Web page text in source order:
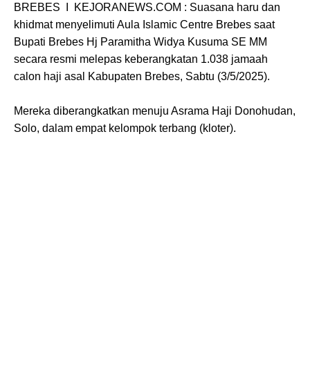
BREBES I KEJORANEWS.COM : Suasana haru dan
khidmat menyelimuti Aula Islamic Centre Brebes saat
Bupati Brebes Hj Paramitha Widya Kusuma SE MM
secara resmi melepas keberangkatan 1.038 jamaah
calon haji asal Kabupaten Brebes, Sabtu (3/5/2025).
Mereka diberangkatkan menuju Asrama Haji Donohudan,
Solo, dalam empat kelompok terbang (kloter).